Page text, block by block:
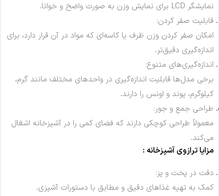
نمایشگر LCD برای نمایش وزن به صورت واضح و خوانا.
قابلیت صفر کردن:
امکان صفر کردن وزن ظرف یا کاسه‌ای که مواد در آن قرار دارد، برای
اندازه‌گیری دقیق‌تر.
اندازه‌گیری‌های متنوع:
برخی مدل‌ها قابلیت اندازه‌گیری در واحدهای مختلف مانند گرم،
کیلوگرم، پوند و اونس را دارند.
طراحی جمع و جور:
معمولاً طراحی کوچکی دارند که فضای کمی را در آشپزخانه اشغال
می‌کند.
مزایا ترازوی آشپزخانه :
دقت در پخت و پز:
کمک به تهیه غذاهای دقیق و مطابق با دستورات آشپزی.